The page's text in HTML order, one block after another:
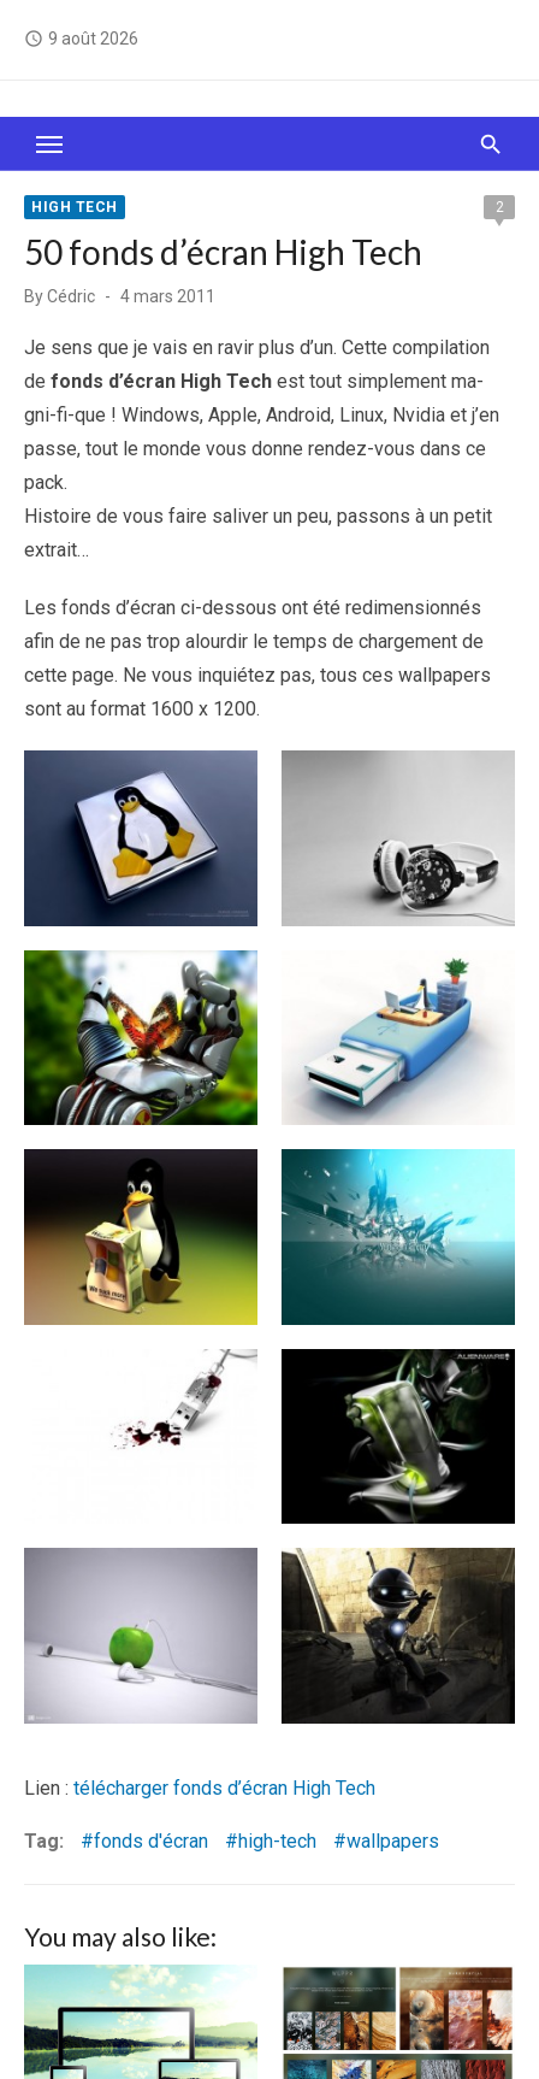
access_time 9 août 2026
Le Web, c'est comme une boîte de chocolats… On
sait jamais sur quoi on va tomber !
HIGH TECH 2
50 fonds d’écran High Tech
ByCédric
Posted
4 mars 2011
Je sens que je vais en ravir plus d’un. Cette compilation
de fonds d’écran High Tech est tout simplement ma-
gni-fi-que ! Windows, Apple, Android, Linux, Nvidia et j’en
passe, tout le monde vous donne rendez-vous dans ce
pack.
Histoire de vous faire saliver un peu, passons à un petit
extrait…
Les fonds d’écran ci-dessous ont été redimensionnés
afin de ne pas trop alourdir le temps de chargement de
cette page. Ne vous inquiétez pas, tous ces wallpapers
sont au format 1600 x 1200.
Lien : télécharger fonds d’écran High Tech
Tag: fonds d'écran high-tech wallpapers
You may also like: